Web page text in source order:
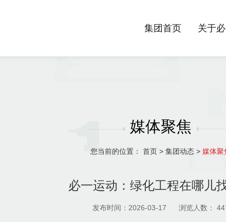
集团首页 关于
媒体聚焦
您当前的位置： 首页 > 集团动态 > 媒体聚
必一运动：绿化工程在哪儿
发布时间：2026-03-17 浏览人数：